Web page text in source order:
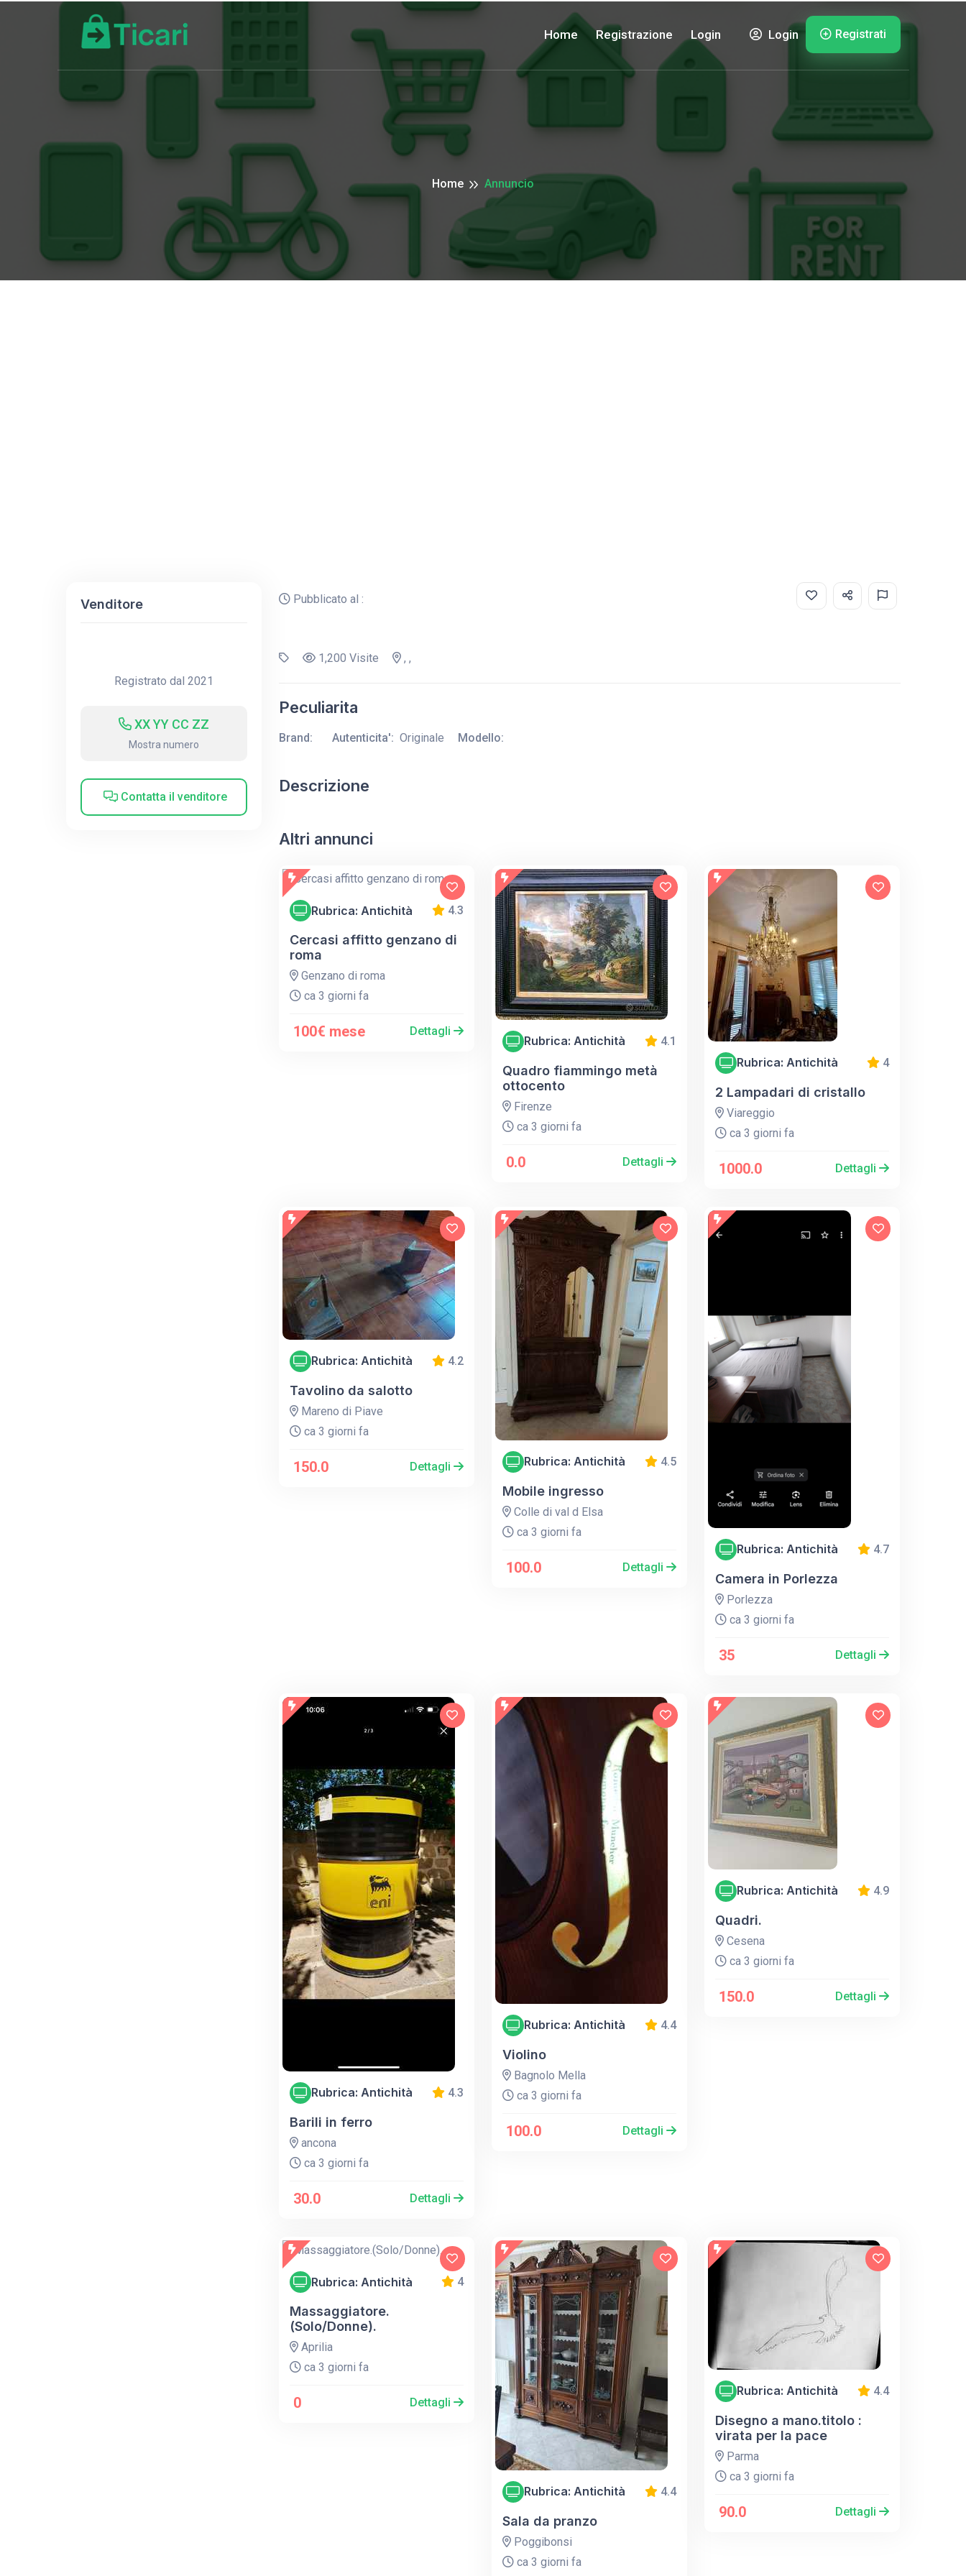
Home Registrazione Login Login Registrati
Home Annuncio
Venditore
Registrato dal 2021
XX YY CC ZZ
Mostra numero
Contatta il venditore
Pubblicato al :
1,200 Visite , ,
Peculiarita
Brand: Autenticita': Originale Modello:
Descrizione
Altri annunci
Rubrica: Antichità 4.3
Cercasi affitto genzano di
roma
Genzano di roma
ca 3 giorni fa
100€ mese Dettagli
Rubrica: Antichità 4.1
Quadro fiammingo metà
ottocento
Firenze
ca 3 giorni fa
0.0 Dettagli
Rubrica: Antichità 4
2 Lampadari di cristallo
Viareggio
ca 3 giorni fa
1000.0 Dettagli
Rubrica: Antichità 4.2
Tavolino da salotto
Mareno di Piave
ca 3 giorni fa
150.0 Dettagli Rubrica: Antichità 4.5
Mobile ingresso
Colle di val d Elsa
ca 3 giorni fa
100.0 Dettagli
Rubrica: Antichità 4.7
Camera in Porlezza
Porlezza
ca 3 giorni fa
35 Dettagli
Rubrica: Antichità 4.3
Barili in ferro
ancona
ca 3 giorni fa
30.0 Dettagli
Rubrica: Antichità 4.4
Violino
Bagnolo Mella
ca 3 giorni fa
100.0 Dettagli
Rubrica: Antichità 4.9
Quadri.
Cesena
ca 3 giorni fa
150.0 Dettagli
Rubrica: Antichità 4
Massaggiatore.
(Solo/Donne).
Aprilia
ca 3 giorni fa
0 Dettagli
Rubrica: Antichità 4.4
Sala da pranzo
Poggibonsi
ca 3 giorni fa
Rubrica: Antichità 4.4
Disegno a mano.titolo :
virata per la pace
Parma
ca 3 giorni fa
90.0 Dettagli